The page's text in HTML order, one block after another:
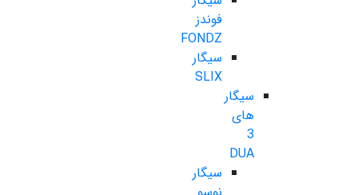
فوندز
FONDZ
سیگار
SLIX
سیگار
های
3
DUA
سیگار